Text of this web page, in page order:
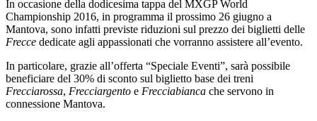
In occasione della dodicesima tappa del MXGP World
Championship 2016, in programma il prossimo 26 giugno a
Mantova, sono infatti previste riduzioni sul prezzo dei biglietti delle
Frecce dedicate agli appassionati che vorranno assistere all’evento.
In particolare, grazie all’offerta “Speciale Eventi”, sarà possibile
beneficiare del 30% di sconto sul biglietto base dei treni
Frecciarossa, Frecciargento e Frecciabianca che servono in
connessione Mantova.